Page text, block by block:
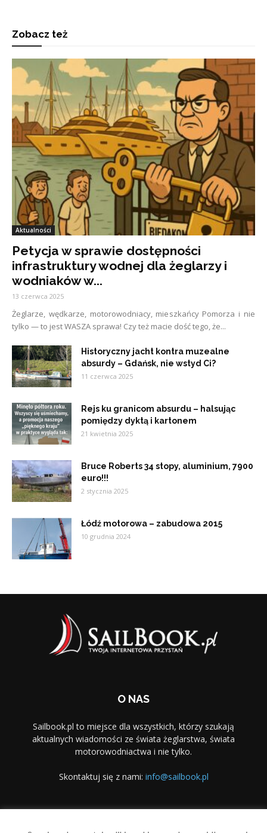
Zobacz też
Aktualności
Petycja w sprawie dostępności
infrastruktury wodnej dla żeglarzy i
wodniaków w...
13 czerwca 2025
Żeglarze, wędkarze, motorowodniacy, mieszkańcy Pomorza i nie
tylko — to jest WASZA sprawa! Czy też macie dość tego, że...
Historyczny jacht kontra muzealne
absurdy – Gdańsk, nie wstyd Ci?
11 czerwca 2025
Rejs ku granicom absurdu – halsując
pomiędzy dyktą i kartonem
21 kwietnia 2025
Bruce Roberts 34 stopy, aluminium, 7900
euro!!!
2 stycznia 2025
Łódź motorowa – zabudowa 2015
10 grudnia 2024
O NAS
Sailbook.pl to miejsce dla wszystkich, którzy szukają
aktualnych wiadomości ze świata żeglarstwa, świata
motorowodniactwa i nie tylko.
Skontaktuj się z nami: info@sailbook.pl